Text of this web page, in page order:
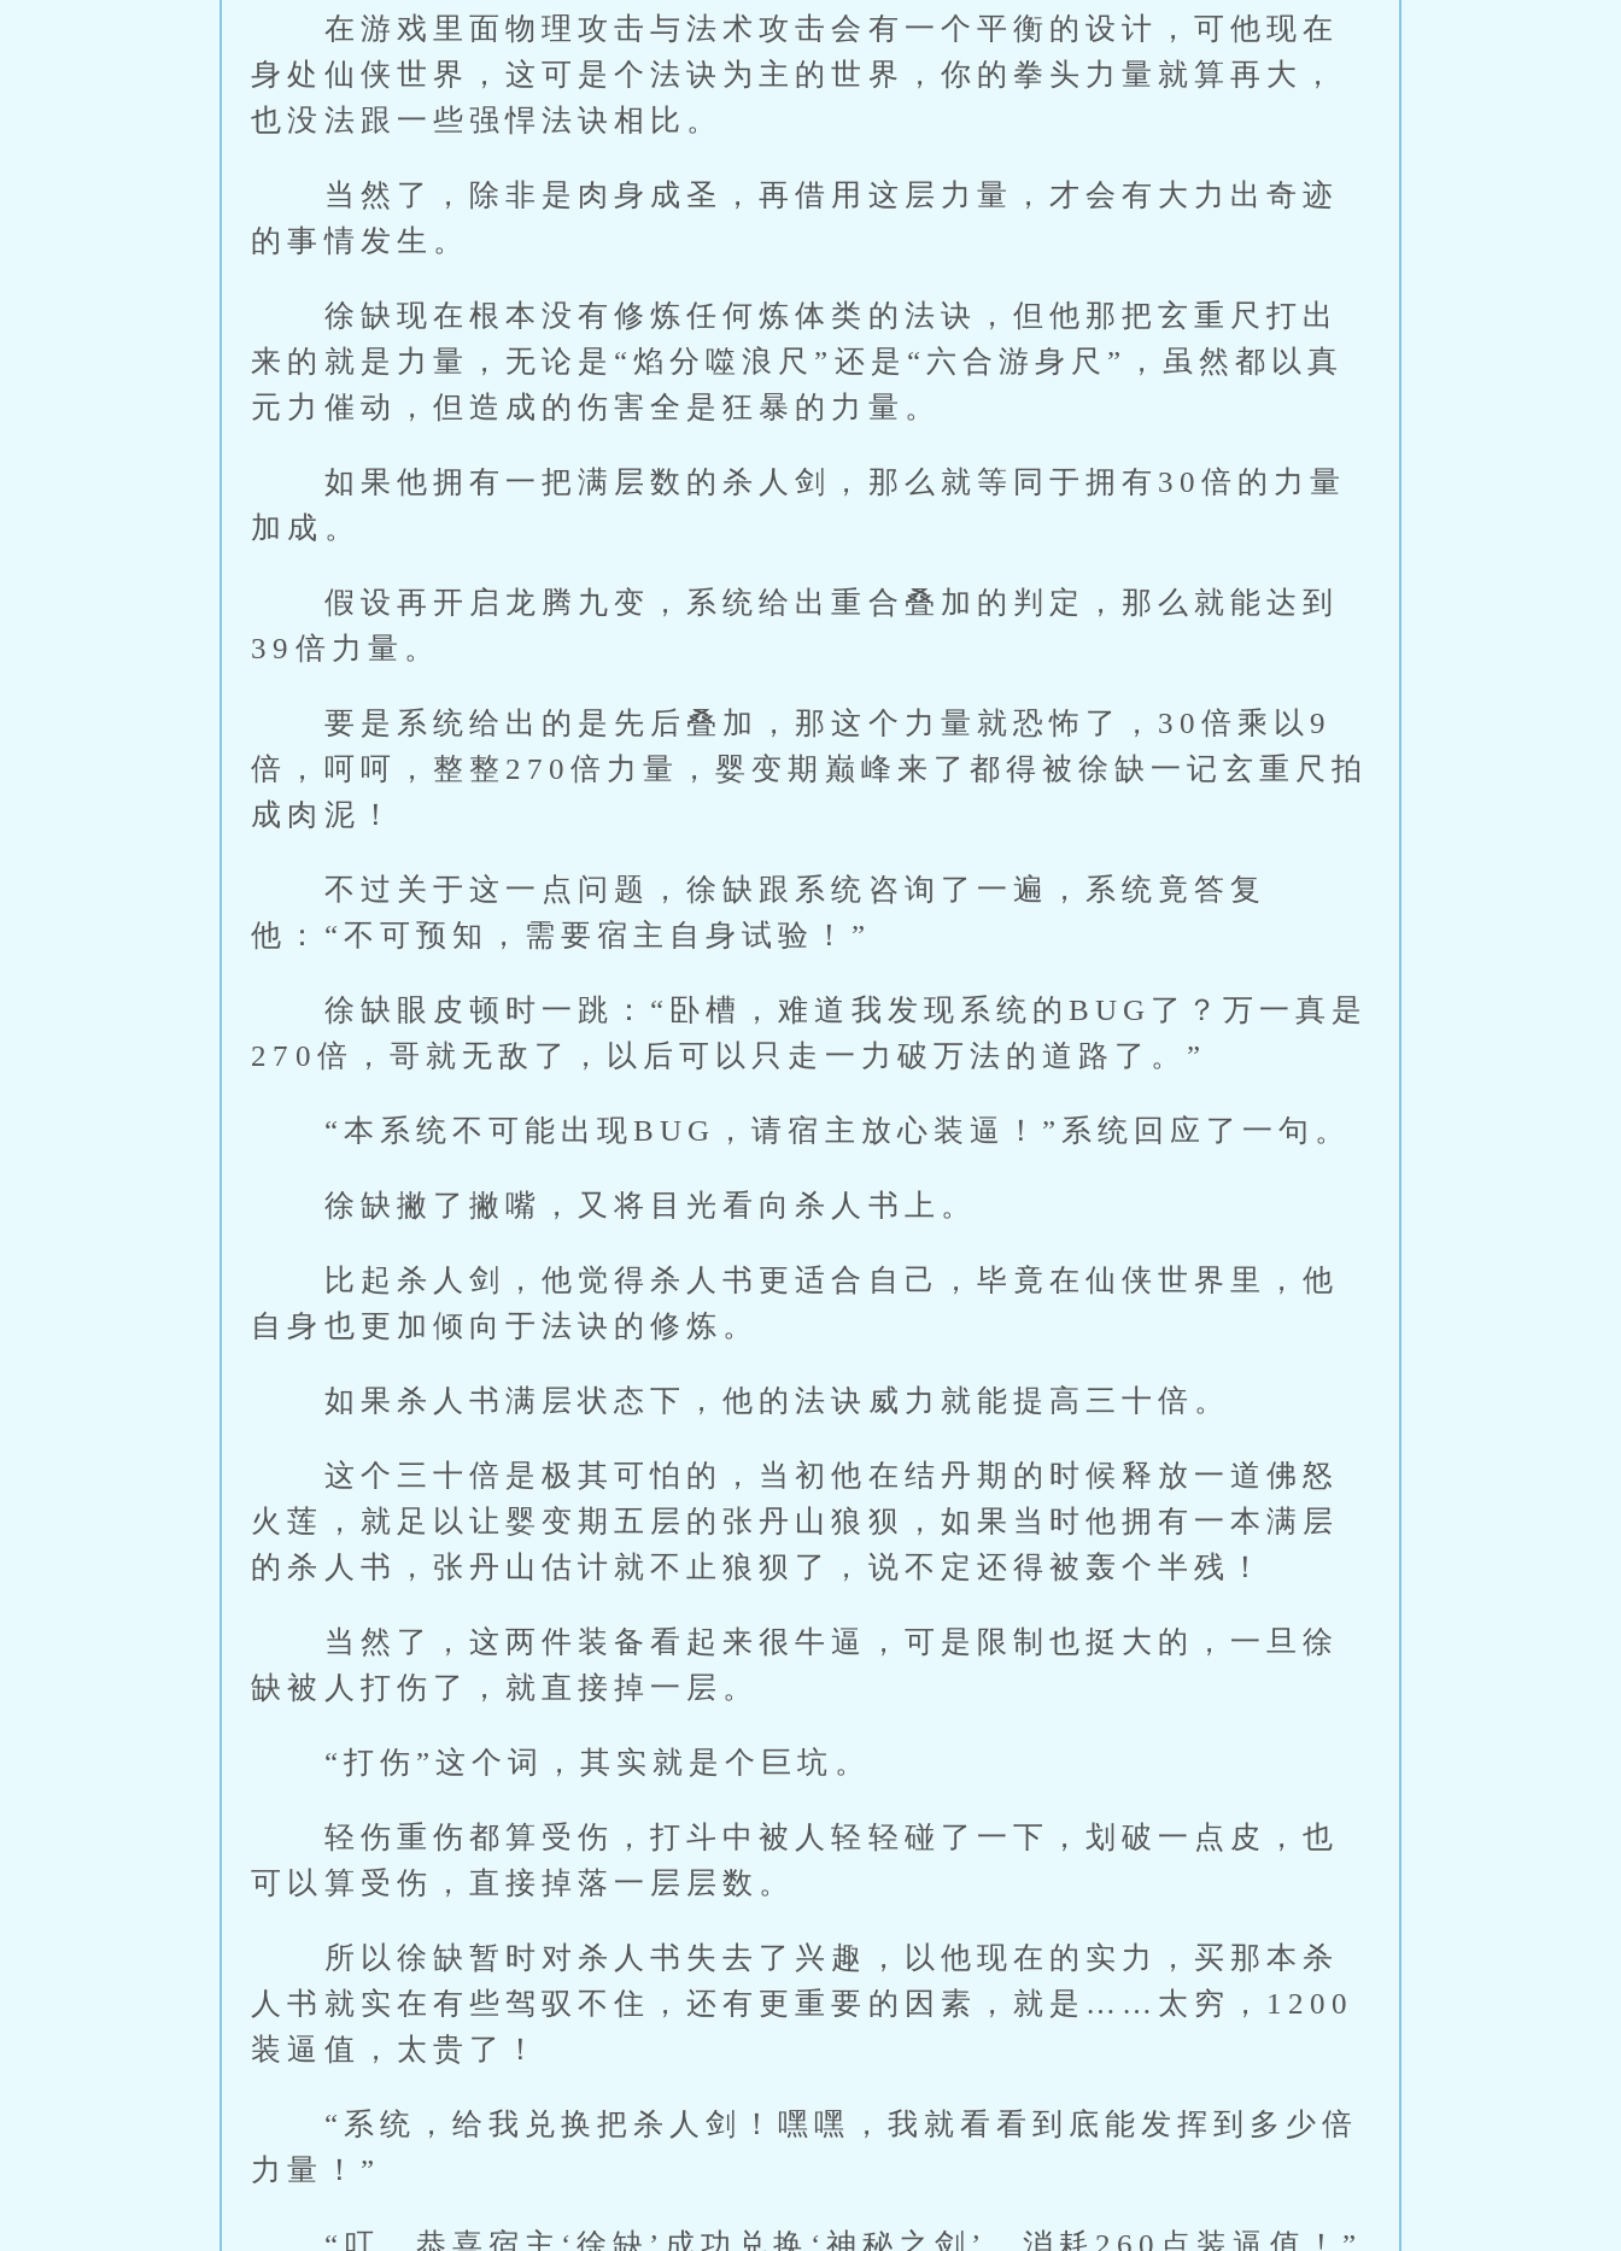
在游戏里面物理攻击与法术攻击会有一个平衡的设计，可他现在
身处仙侠世界，这可是个法诀为主的世界，你的拳头力量就算再大，
也没法跟一些强悍法诀相比。
当然了，除非是肉身成圣，再借用这层力量，才会有大力出奇迹
的事情发生。
徐缺现在根本没有修炼任何炼体类的法诀，但他那把玄重尺打出
来的就是力量，无论是“焰分噬浪尺”还是“六合游身尺”，虽然都以真
元力催动，但造成的伤害全是狂暴的力量。
如果他拥有一把满层数的杀人剑，那么就等同于拥有30倍的力量
加成。
假设再开启龙腾九变，系统给出重合叠加的判定，那么就能达到
39倍力量。
要是系统给出的是先后叠加，那这个力量就恐怖了，30倍乘以9
倍，呵呵，整整270倍力量，婴变期巅峰来了都得被徐缺一记玄重尺拍
成肉泥！
不过关于这一点问题，徐缺跟系统咨询了一遍，系统竟答复
他：“不可预知，需要宿主自身试验！”
徐缺眼皮顿时一跳：“卧槽，难道我发现系统的BUG了？万一真是
270倍，哥就无敌了，以后可以只走一力破万法的道路了。”
“本系统不可能出现BUG，请宿主放心装逼！”系统回应了一句。
徐缺撇了撇嘴，又将目光看向杀人书上。
比起杀人剑，他觉得杀人书更适合自己，毕竟在仙侠世界里，他
自身也更加倾向于法诀的修炼。
如果杀人书满层状态下，他的法诀威力就能提高三十倍。
这个三十倍是极其可怕的，当初他在结丹期的时候释放一道佛怒
火莲，就足以让婴变期五层的张丹山狼狈，如果当时他拥有一本满层
的杀人书，张丹山估计就不止狼狈了，说不定还得被轰个半残！
当然了，这两件装备看起来很牛逼，可是限制也挺大的，一旦徐
缺被人打伤了，就直接掉一层。
“打伤”这个词，其实就是个巨坑。
轻伤重伤都算受伤，打斗中被人轻轻碰了一下，划破一点皮，也
可以算受伤，直接掉落一层层数。
所以徐缺暂时对杀人书失去了兴趣，以他现在的实力，买那本杀
人书就实在有些驾驭不住，还有更重要的因素，就是……太穷，1200
装逼值，太贵了！
“系统，给我兑换把杀人剑！嘿嘿，我就看看到底能发挥到多少倍
力量！”
“叮，恭喜宿主‘徐缺’成功兑换‘神秘之剑’，消耗260点装逼值！”